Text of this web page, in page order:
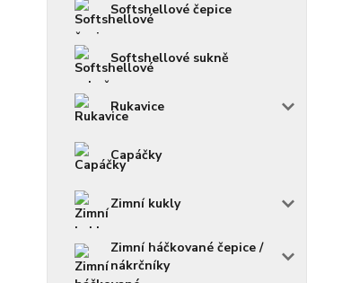
Softshellové čepice
Softshellové sukně
Rukavice
Capáčky
Zimní kukly
Zimní háčkované čepice /
nákrčníky